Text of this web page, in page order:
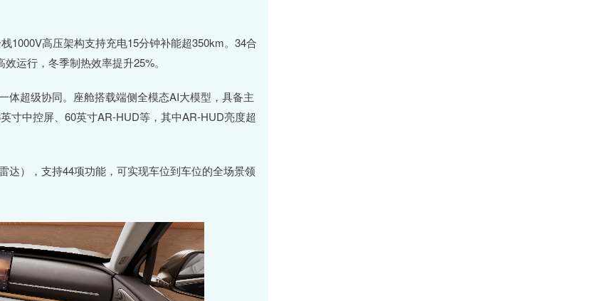
1000V高压架构支持充电15分钟补能超350km。34合
运行，冬季制热效率提升25%。
体超级协同。座舱搭载端侧全模态AI大模型，具备主
寸中控屏、60英寸AR-HUD等，其中AR-HUD亮度超
达），支持44项功能，可实现车位到车位的全场景领